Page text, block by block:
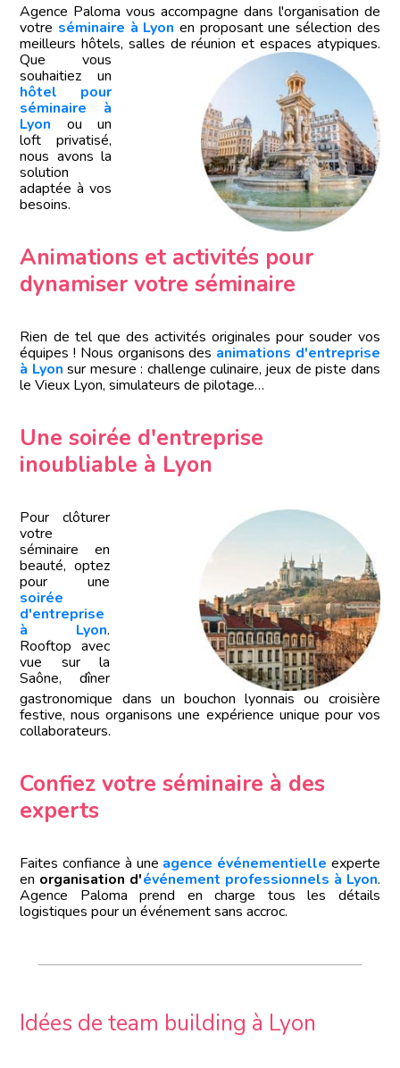
Agence Paloma vous accompagne dans l'organisation de
votre séminaire à Lyon en proposant une sélection des
meilleurs hôtels, salles de réunion et espaces atypiques.
Que vous
souhaitiez un
hôtel pour
séminaire à
Lyon ou un
loft privatisé,
nous avons la
solution
adaptée à vos
besoins.
Animations et activités pour
dynamiser votre séminaire
Rien de tel que des activités originales pour souder vos
équipes ! Nous organisons des animations d'entreprise
à Lyon sur mesure : challenge culinaire, jeux de piste dans
le Vieux Lyon, simulateurs de pilotage…
Une soirée d'entreprise
inoubliable à Lyon
Pour clôturer
votre
séminaire en
beauté, optez
pour une
soirée
d'entreprise
à Lyon.
Rooftop avec
vue sur la
Saône, dîner
gastronomique dans un bouchon lyonnais ou croisière
festive, nous organisons une expérience unique pour vos
collaborateurs.
Confiez votre séminaire à des
experts
Faites confiance à une agence événementielle experte
en organisation d'événement professionnels à Lyon.
Agence Paloma prend en charge tous les détails
logistiques pour un événement sans accroc.
Idées de team building à Lyon